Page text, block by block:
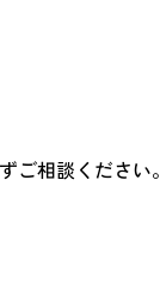
ご相談ください。